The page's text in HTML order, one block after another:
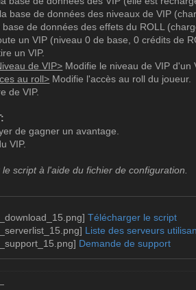
au joueur.
de l'argent au joueur.
l'écran du joueur.
le joueur avec un skin de l'équipe
la gravité au joueur.
de la gravité au joueur.
base de données des niveaux de VIP
de données des effets du ROLL
un VIP (niveau 0 de base, 0 crédits de
un VIP.
de VIP> Modifie le niveau de VIP d'un
au roll> Modifie l'accès au roll du joueur.
de VIP.
de gagner un avantage.
VIP.
script à l'aide du fichier de configuration.
Télécharger le script
Liste des serveurs
Demande de support